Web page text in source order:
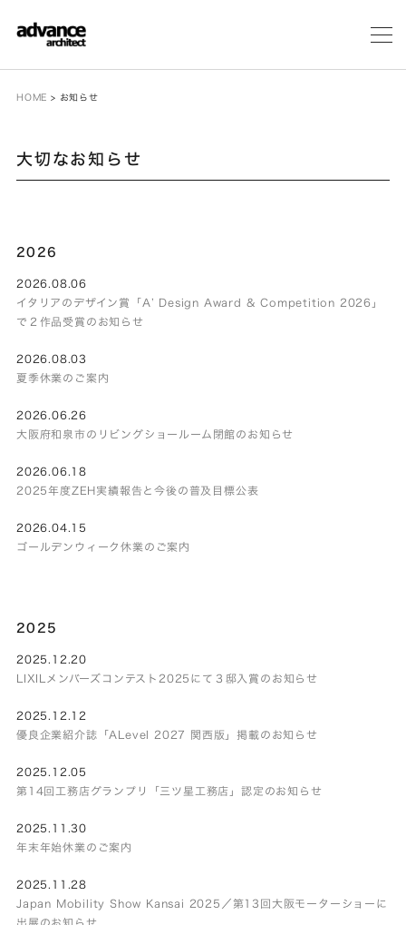
メ
HOME > お知らせ
大切なお知らせ
2026
2026.08.06
イタリアのデザイン賞「A’ Design Award & Competition 2026」
で２作品受賞のお知らせ
2026.08.03
夏季休業のご案内
2026.06.26
大阪府和泉市のリビングショールーム閉館のお知らせ
2026.06.18
2025年度ZEH実績報告と今後の普及目標公表
2026.04.15
ゴールデンウィーク休業のご案内
2025
2025.12.20
LIXILメンバーズコンテスト2025にて３邸入賞のお知らせ
2025.12.12
優良企業紹介誌「ALevel 2027 関西版」掲載のお知らせ
2025.12.05
第14回工務店グランプリ「三ツ星工務店」認定のお知らせ
2025.11.30
年末年始休業のご案内
2025.11.28
Japan Mobility Show Kansai 2025／第13回大阪モーターショーに
出展のお知らせ